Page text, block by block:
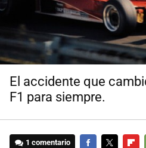
El accidente que
F1 para siempre.
1 comentario